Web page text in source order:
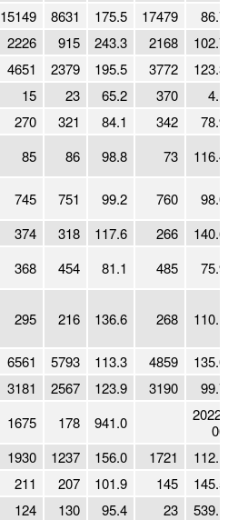
15149 8631 175.5 17479
86.7
2226 915 243.3 2168
102.7
4651 2379 195.5 3772
123.3
15 23 65.2 370 4.1
270 321 84.1 342
78.9
85 86 98.8 73
116.4
745 751 99.2 760
98.0
374 318 117.6 266
140.6
368 454 81.1 485 75.9
295 216 136.6 268 110.1
6561 5793 113.3 4859
135.0
3181 2567 123.9 3190
99.7
1675 178 941.0
2022-
06
1930 1237 156.0 1721
112.1
211 207 101.9 145
145.5
124 130 95.4 23 539.1